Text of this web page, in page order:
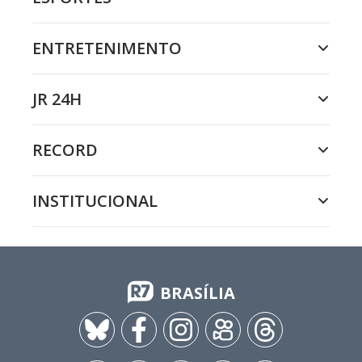
ENTRETENIMENTO
JR 24H
RECORD
INSTITUCIONAL
BRASÍLIA